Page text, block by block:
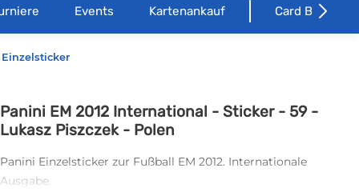
Events Kartenankauf Card Börse
Einzelsticker
Panini EM 2012 International - Sticker - 59 -
Lukasz Piszczek - Polen
Panini Einzelsticker zur Fußball EM 2012. Internationale
Ausgabe.